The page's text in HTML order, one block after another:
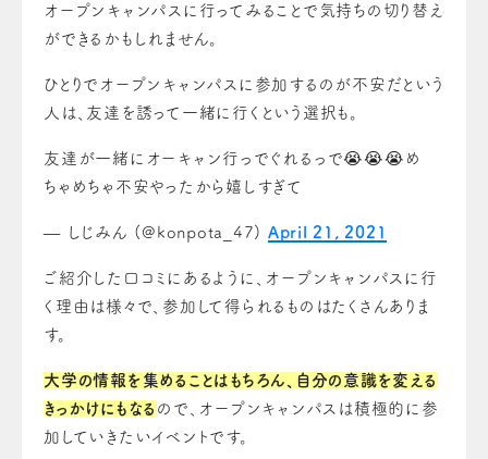
オープンキャンパスに行ってみることで気持ちの切り替え
ができるかもしれません。
ひとりでオープンキャンパスに参加するのが不安だという
人は、友達を誘って一緒に行くという選択も。
友達が一緒にオーキャン行っでぐれるっで😭😭😭め
ちゃめちゃ不安やったから嬉しすぎて
— しじみん (@konpota_47) April 21, 2021
ご紹介した口コミにあるように、オープンキャンパスに行
く理由は様々で、参加して得られるものはたくさんありま
す。
大学の情報を集めることはもちろん、自分の意識を変える
きっかけにもなる ので、オープンキャンパスは積極的に参
加していきたいイベントです。